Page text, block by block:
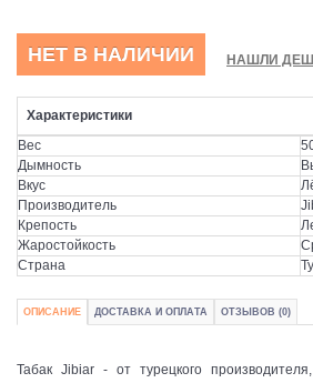
НЕТ В НАЛИЧИИ НАШЛИ
Характеристики
Вес
Дымность
Вкус
Производитель
Крепость
Жаростойкость
Страна
ОПИСАНИЕ ДОСТАВКА И ОПЛАТА ОТЗЫВОВ (0)
Табак Jibiar - от турецкого